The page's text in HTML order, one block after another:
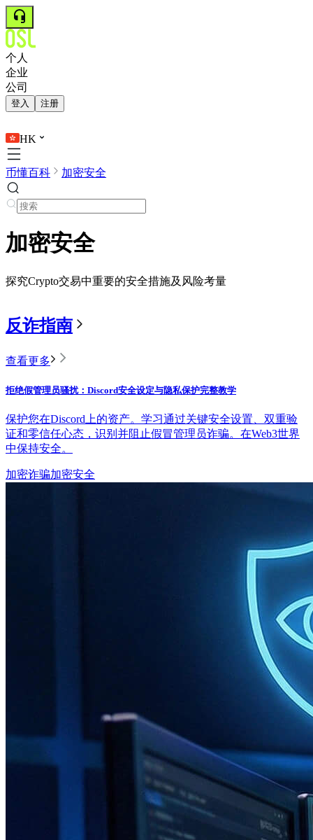
个人
企业
公司
登入 注册
HK
币懂百科 加密安全
加密安全
探究Crypto交易中重要的安全措施及风险考量
反诈指南
查看更多
拒绝假管理员骚扰：Discord安全设定与隐私保护完整教学
保护您在Discord上的资产。学习通过关键安全设置、双重验
证和零信任心态，识别并阻止假冒管理员诈骗。在Web3世界
中保持安全。
加密诈骗加密安全